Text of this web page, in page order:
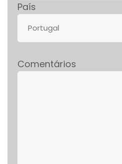
País
Comentários